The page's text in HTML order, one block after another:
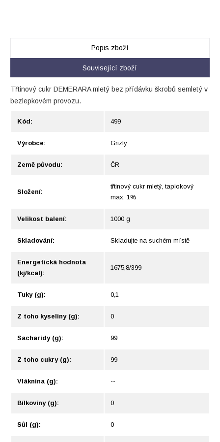
Popis zboží
Související zboží
Třtinový cukr DEMERARA mletý bez přídávku škrobů semletý v
bezlepkovém provozu.
Kód: 499
Výrobce: Grizly
Země původu: ČR
Složení:
třtinový cukr mletý, tapiokový
max. 1%
Velikost balení: 1000 g
Skladování: Skladujte na suchém místě
Energetická hodnota
(kj/kcal):
1675,8/399
Tuky (g): 0,1
Z toho kyseliny (g): 0
Sacharidy (g): 99
Z toho cukry (g): 99
Vláknina (g): --
Bílkoviny (g): 0
Sůl (g): 0